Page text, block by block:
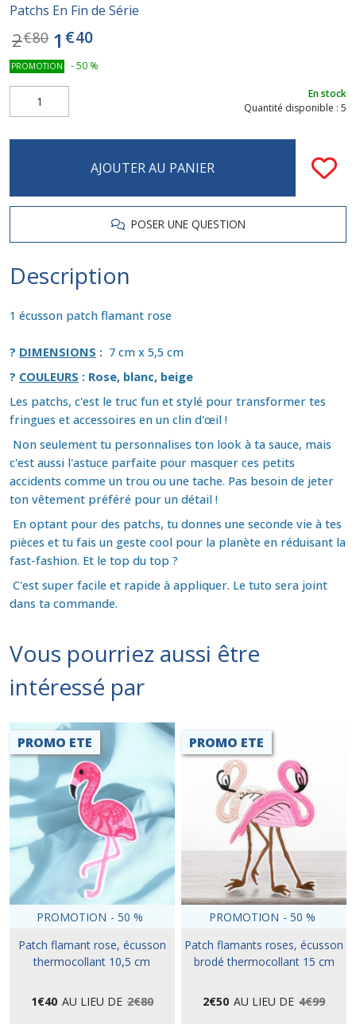
Patchs En Fin de Série
2€80 1 €40
PROMOTION -50 %
En stock
Quantité disponible : 5
AJOUTER AU PANIER
POSER UNE QUESTION
Description
1 écusson patch flamant rose
? DIMENSIONS : 7 cm x 5,5 cm
? COULEURS : Rose, blanc, beige
Les patchs, c'est le truc fun et stylé pour transformer tes
fringues et accessoires en un clin d'œil !
Non seulement tu personnalises ton look à ta sauce, mais
c'est aussi l'astuce parfaite pour masquer ces petits
accidents comme un trou ou une tache. Pas besoin de jeter
ton vêtement préféré pour un détail !
En optant pour des patchs, tu donnes une seconde vie à tes
pièces et tu fais un geste cool pour la planète en réduisant la
fast-fashion. Et le top du top ?
C'est super facile et rapide à appliquer. Le tuto sera joint
dans ta commande.
Vous pourriez aussi être
intéressé par
PROMO ETE
PROMOTION - 50 %
Patch flamant rose, écusson
thermocollant 10,5 cm
1€40 AU LIEU DE 2€80
PROMO ETE
PROMOTION - 50 %
Patch flamants roses, écusson
brodé thermocollant 15 cm
2€50 AU LIEU DE 4€99